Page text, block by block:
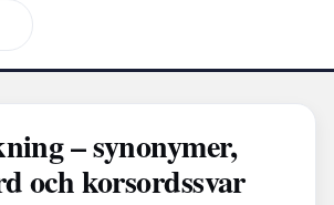
– synonymer,
och korsordssvar